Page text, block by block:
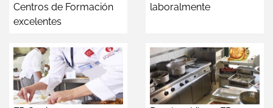
Centros de Formación
excelentes
laboralmente